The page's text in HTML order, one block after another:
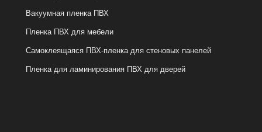
Вакуумная пленка ПВХ
Пленка ПВХ для мебели
Самоклеящаяся ПВХ-пленка для стеновых панелей
Пленка для ламинирования ПВХ для дверей